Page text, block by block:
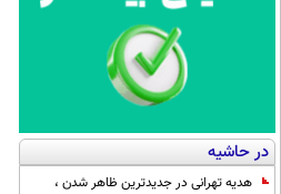
در حاشیه
هدیه تهرانی در جدیدترین ظاهر شدن ،